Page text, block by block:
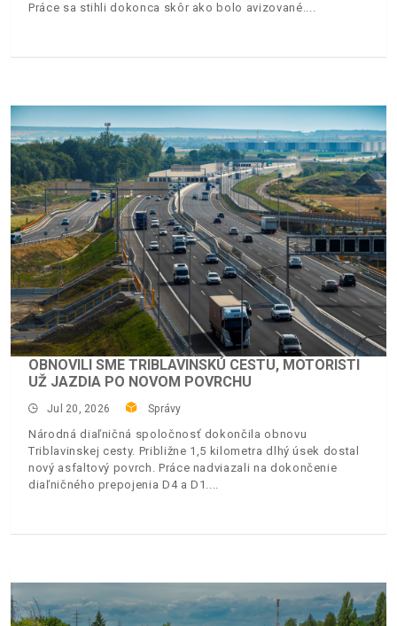
Práce sa stihli dokonca skôr ako bolo avizované.
OBNOVILI SME TRIBLAVINSKÚ CESTU, MOTORISTI
UŽ JAZDIA PO NOVOM POVRCHU
Jul 20, 2026 Správy
Národná diaľničná spoločnosť dokončila obnovu
Triblavinskej cesty. Približne 1,5 kilometra dlhý úsek dostal
nový asfaltový povrch. Práce nadviazali na dokončenie
diaľničného prepojenia D4 a D1.